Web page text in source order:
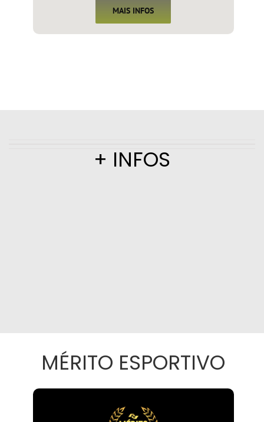
MAIS INFOS
+ INFOS
MÉRITO ESPORTIVO